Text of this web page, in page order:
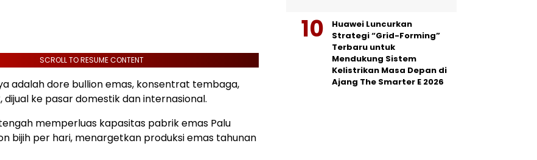
SCROLL TO RESUME CONTENT
adalah dore bullion emas, konsentrat tembaga,
dijual ke pasar domestik dan internasional.
memperluas kapasitas pabrik emas Palu
bijih per hari, menargetkan produksi emas tahunan
Huawei Luncurkan
Strategi “Grid-Forming”
Terbaru untuk
Mendukung Sistem
Kelistrikan Masa Depan di
Ajang The Smarter E 2026